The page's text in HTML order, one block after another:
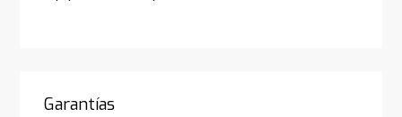
Garantías